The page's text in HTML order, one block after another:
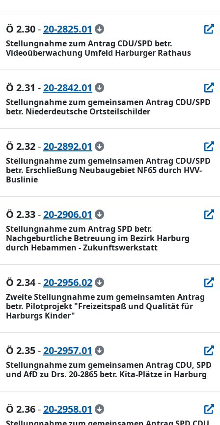
Ö 2.30-20-2825.01
Stellungnahme zum Antrag CDU/SPD betr.
Videoüberwachung Umfeld Harburger Rathaus
Ö 2.31 -20-2842.01
Stellungnahme zum gemeinsamen Antrag CDU/SPD
betr. Niederdeutsche Ortsteilschilder
Ö 2.32-20-2892.01
Stellungnahme zum gemeinsamen Antrag CDU/SPD
betr. Erschließung Neubaugebiet NF65 durch HVV-
Buslinie
Ö 2.33-20-2906.01
Stellungnahme zum Antrag SPD betr.
Nachgeburtliche Betreuung im Bezirk Harburg
durch Hebammen - Zukunftswerkstatt
Ö 2.34-20-2956.02
Zweite Stellungnahme zum gemeinsamten Antrag
betr. Pilotprojekt "Freizeitspaß und Qualität für
Harburgs Kinder"
Ö 2.35-20-2957.01
Stellungnahme zum gemeinsamen Antrag CDU, SPD
und AfD zu Drs. 20-2865 betr. Kita-Plätze in Harburg
Ö 2.36-20-2958.01